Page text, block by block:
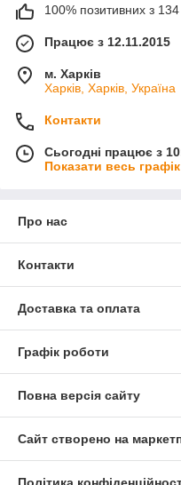
100% позитивних з 134
Працює з 12.11.2015
м. Харків
Харків, Харків, Україна
Контакти
Сьогодні працює з
Показати весь
Про нас
Контакти
Доставка та оплата
Графік роботи
Повна версія сайту
Сайт створено на
Політика